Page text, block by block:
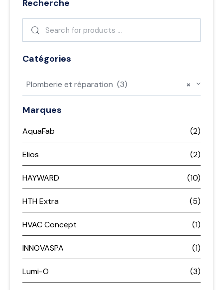
Recherche
Catégories
×
Plomberie et réparation (3)
Marques
AquaFab (2)
Elios (2)
HAYWARD (10)
HTH Extra (5)
HVAC Concept (1)
INNOVASPA (1)
Lumi-O (3)